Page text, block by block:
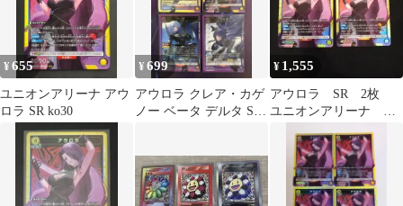
¥655
ユニオンアリーナ アウ
ロラ SR ko30
¥699
アウロラ クレア・カゲ
ノー ベータ デルタ SR
¥ 1,555
アウロラ SR 2枚
ユニオンアリーナ 影
て！